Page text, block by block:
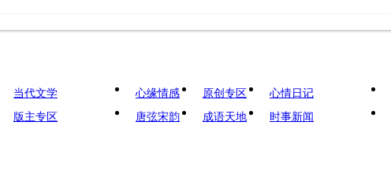
当代文学
版主专区
心缘情感 原创专区
心情日记
唐弦宋韵
成语天地 时事新闻